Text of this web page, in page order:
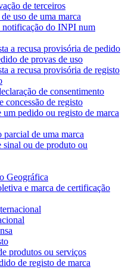
de terceiros
uso de uma marca
notificação do INPI num
a recusa provisória de pedido
de provas de uso
a recusa provisória de registo
de consentimento
concessão de registo
um pedido ou registo de marca
parcial de uma marca
sinal ou de produto ou
Geográfica
e marca de certificação
produtos ou serviços
de registo de marca